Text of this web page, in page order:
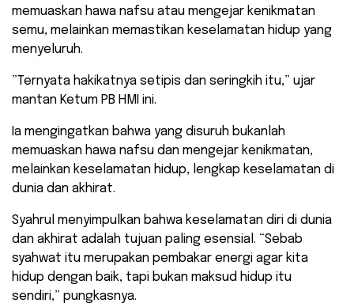
memuaskan hawa nafsu atau mengejar kenikmatan
semu, melainkan memastikan keselamatan hidup yang
menyeluruh.
​”Ternyata hakikatnya setipis dan seringkih itu,” ujar
mantan Ketum PB HMI ini.
Ia mengingatkan bahwa yang disuruh bukanlah
memuaskan hawa nafsu dan mengejar kenikmatan,
melainkan keselamatan hidup, lengkap keselamatan di
dunia dan akhirat.
​Syahrul menyimpulkan bahwa keselamatan diri di dunia
dan akhirat adalah tujuan paling esensial. “Sebab
syahwat itu merupakan pembakar energi agar kita
hidup dengan baik, tapi bukan maksud hidup itu
sendiri,” pungkasnya.